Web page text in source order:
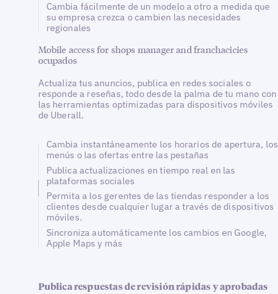
Cambia fácilmente de un modelo a otro a medida que
su empresa crezca o cambien las necesidades
regionales
Mobile access for shops manager and franchacicies
ocupados
Actualiza tus anuncios, publica en redes sociales o
responde a reseñas, todo desde la palma de tu mano con
las herramientas optimizadas para dispositivos móviles
de Uberall.
Cambia instantáneamente los horarios de apertura, los
menús o las ofertas entre las pestañas
Publica actualizaciones en tiempo real en las
plataformas sociales
Permita a los gerentes de las tiendas responder a los
clientes desde cualquier lugar a través de dispositivos
móviles.
Sincroniza automáticamente los cambios en Google,
Apple Maps y más
Publica respuestas de revisión rápidas y aprobadas